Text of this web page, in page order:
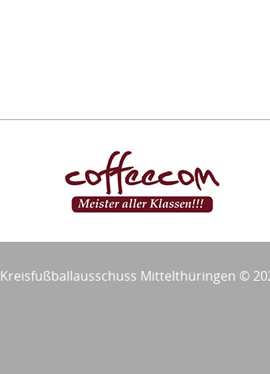
Kreisfußballausschuss Mittelthüringen ©